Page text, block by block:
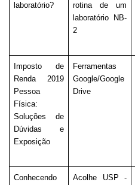
laboratório?
rotina de um
laboratório NB-
2
Imposto de
Renda 2019
Pessoa
Física:
Soluções de
Dúvidas e
Exposição
Ferramentas
Google/Google
Drive
Conhecendo
Acolhe USP -